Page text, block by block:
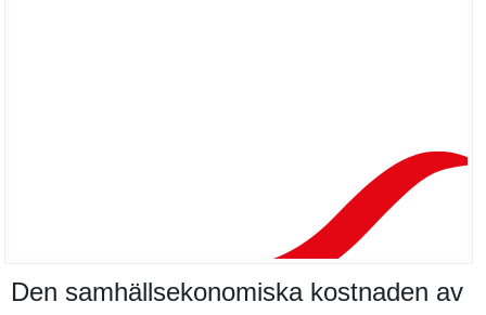
Den samhällsekonomiska kostnaden av